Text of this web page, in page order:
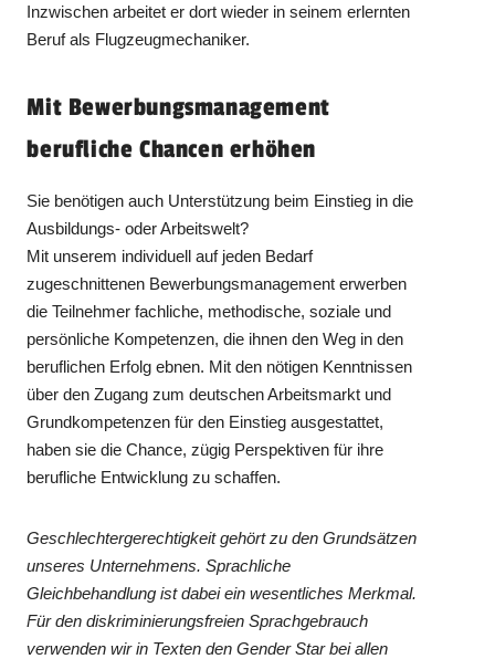
Inzwischen arbeitet er dort wieder in seinem erlernten
Beruf als Flugzeugmechaniker.
Mit Bewerbungsmanagement
berufliche Chancen erhöhen
Sie benötigen auch Unterstützung beim Einstieg in die
Ausbildungs- oder Arbeitswelt?
Mit unserem individuell auf jeden Bedarf
zugeschnittenen Bewerbungsmanagement erwerben
die Teilnehmer fachliche, methodische, soziale und
persönliche Kompetenzen, die ihnen den Weg in den
beruflichen Erfolg ebnen. Mit den nötigen Kenntnissen
über den Zugang zum deutschen Arbeitsmarkt und
Grundkompetenzen für den Einstieg ausgestattet,
haben sie die Chance, zügig Perspektiven für ihre
berufliche Entwicklung zu schaffen.
Geschlechtergerechtigkeit gehört zu den Grundsätzen
unseres Unternehmens. Sprachliche
Gleichbehandlung ist dabei ein wesentliches Merkmal.
Für den diskriminierungsfreien Sprachgebrauch
verwenden wir in Texten den Gender Star bei allen